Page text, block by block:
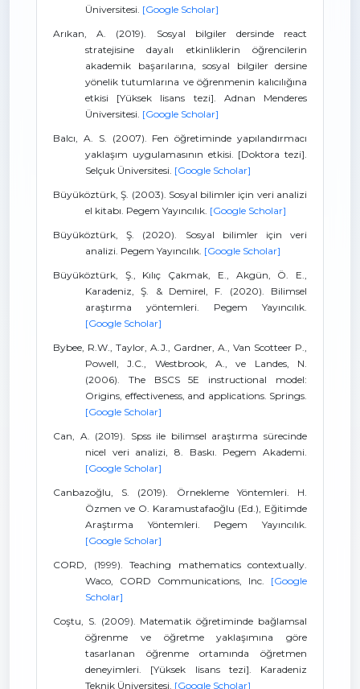
Üniversitesi. [Google Scholar]
Arıkan, A. (2019). Sosyal bilgiler dersinde react
stratejisine dayalı etkinliklerin öğrencilerin
akademik başarılarına, sosyal bilgiler dersine
yönelik tutumlarına ve öğrenmenin kalıcılığına
etkisi [Yüksek lisans tezi]. Adnan Menderes
Üniversitesi. [Google Scholar]
Balcı, A. S. (2007). Fen öğretiminde yapılandırmacı
yaklaşım uygulamasının etkisi. [Doktora tezi].
Selçuk Üniversitesi. [Google Scholar]
Büyüköztürk, Ş. (2003). Sosyal bilimler için veri analizi
el kitabı. Pegem Yayıncılık. [Google Scholar]
Büyüköztürk, Ş. (2020). Sosyal bilimler için veri
analizi. Pegem Yayıncılık. [Google Scholar]
Büyüköztürk, Ş., Kılıç Çakmak, E., Akgün, Ö. E.,
Karadeniz, Ş. & Demirel, F. (2020). Bilimsel
araştırma yöntemleri. Pegem Yayıncılık.
[Google Scholar]
Bybee, R.W., Taylor, A.J., Gardner, A., Van Scotteer P.,
Powell, J.C., Westbrook, A., ve Landes, N.
(2006). The BSCS 5E instructional model:
Origins, effectiveness, and applications. Springs.
[Google Scholar]
Can, A. (2019). Spss ile bilimsel araştırma sürecinde
nicel veri analizi, 8. Baskı. Pegem Akademi.
[Google Scholar]
Canbazoğlu, S. (2019). Örnekleme Yöntemleri. H.
Özmen ve O. Karamustafaoğlu (Ed.), Eğitimde
Araştırma Yöntemleri. Pegem Yayıncılık.
[Google Scholar]
CORD, (1999). Teaching mathematics contextually.
Waco, CORD Communications, Inc. [Google
Scholar]
Coştu, S. (2009). Matematik öğretiminde bağlamsal
öğrenme ve öğretme yaklaşımına göre
tasarlanan öğrenme ortamında öğretmen
deneyimleri. [Yüksek lisans tezi]. Karadeniz
Teknik Üniversitesi. [Google Scholar]